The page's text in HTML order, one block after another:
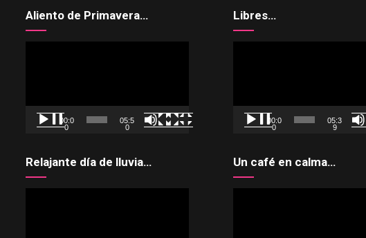
Aliento de Primavera…
00:0
0
05:5
0
Libres…
00:0
0
05:3
9
Relajante día de lluvia… Un café en calma…